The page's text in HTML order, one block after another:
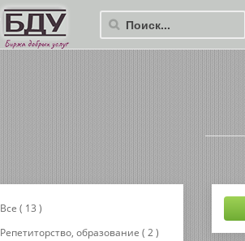
Все ( 13 )
Репетиторство, образование ( 2 )